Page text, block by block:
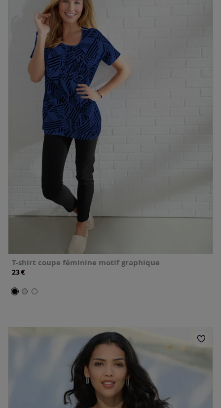
T-shirt coupe féminine motif graphique
23€